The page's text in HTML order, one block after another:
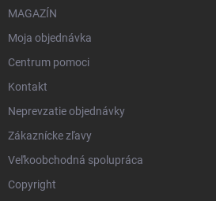
MAGAZÍN
Moja objednávka
Centrum pomoci
Kontakt
Neprevzatie objednávky
Zákaznícke zľavy
Veľkoobchodná spolupráca
Copyright